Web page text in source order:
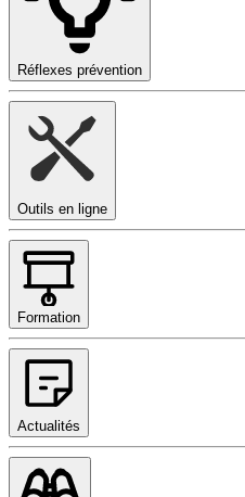
Réflexes prévention
Outils en ligne
Formation
Actualités